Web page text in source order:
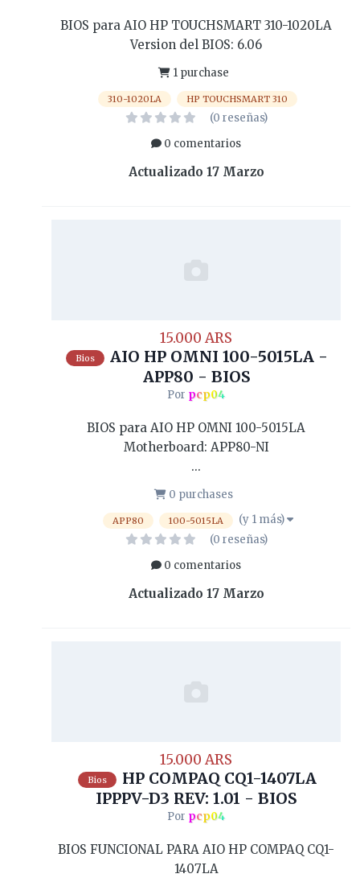
BIOS para AIO HP TOUCHSMART 310-1020LA
Version del BIOS: 6.06
1 purchase
310-1020LA HP TOUCHSMART 310
(0 reseñas)
0 comentarios
Actualizado 17 Marzo
15.000 ARS
Bios
AIO HP OMNI 100-5015LA -
APP80 - BIOS
Por pcp04
BIOS para AIO HP OMNI 100-5015LA
Motherboard: APP80-NI
...
0 purchases
APP80 100-5015LA
(y 1 más)
(0 reseñas)
0 comentarios
Actualizado 17 Marzo
15.000 ARS
Bios
HP COMPAQ CQ1-1407LA
IPPPV-D3 REV: 1.01 - BIOS
Por pcp04
BIOS FUNCIONAL PARA AIO HP COMPAQ CQ1-
1407LA